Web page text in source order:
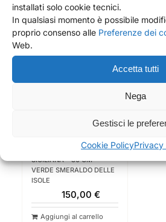
installati solo cookie tecnici.
In qualsiasi momento è possibile
proprio consenso alle Preferenze dei
Web.
Accetta tutti
Nega
Gestisci le
Cookie PolicyPrivacy
PIGNA IN CERAMICA
SICILIANA – 30 CM –
VERDE SMERALDO DELLE
ISOLE
150,00€
Aggiungi al carrello